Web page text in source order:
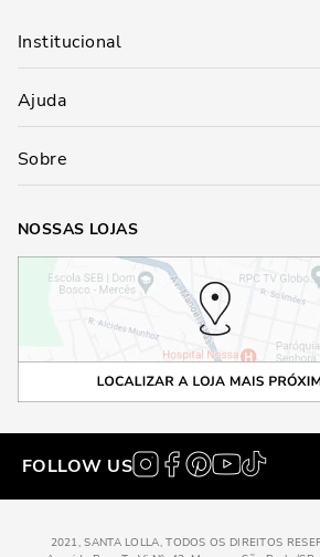
Institucional
Ajuda
Sobre
NOSSAS LOJAS
FOLLOW US
2021, SANTA LOLLA, TODOS OS DIREITOS